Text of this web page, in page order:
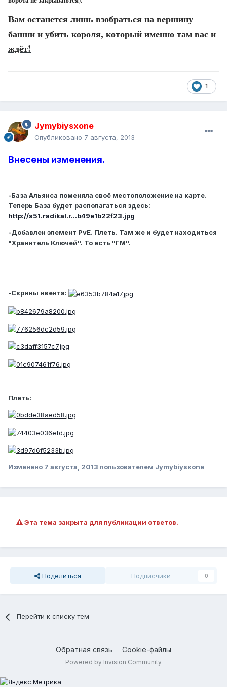
Вам останется лишь взобраться на вершину
башни и убить короля, который именно там вас и
ждёт!
1
Jymybiysxone
Опубликовано 7 августа, 2013
Внесены изменения.
-База Альянса поменяла своё местоположение на карте.
Теперь База будет располагаться здесь:
http://s51.radikal.r...b49e1b22f23.jpg
-Добавлен элемент PvE. Плеть. Там же и будет находиться
"Хранитель Ключей". То есть "ГМ".
-Скрины ивента:
Плеть:
Изменено 7 августа, 2013 пользователем Jymybiysxone
Эта тема закрыта для публикации ответов.
Поделиться Подписчики 0
Перейти к списку тем
Обратная связь Cookie-файлы
Powered by Invision Community